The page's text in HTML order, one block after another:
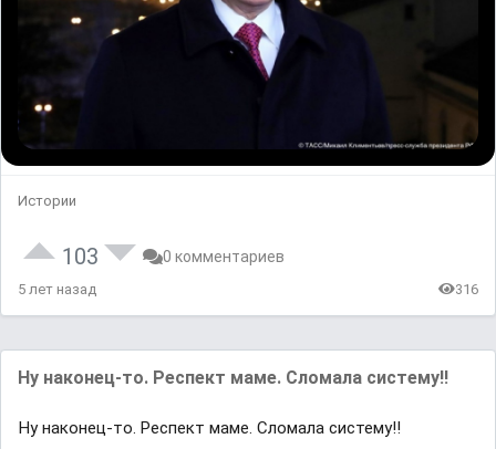
Истории
103 0 комментариев
5 лет назад 316
Ну наконец-то. Респект маме. Сломала систему!!
Ну наконец-то. Респект маме. Сломала систему!!